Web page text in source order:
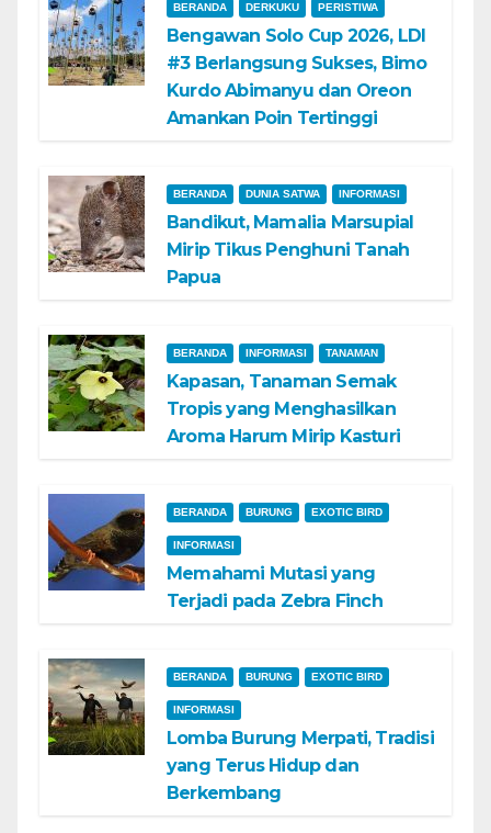
BERANDA DERKUKU PERISTIWA
Bengawan Solo Cup 2026, LDI
#3 Berlangsung Sukses, Bimo
Kurdo Abimanyu dan Oreon
Amankan Poin Tertinggi
BERANDA DUNIA SATWA INFORMASI
Bandikut, Mamalia Marsupial
Mirip Tikus Penghuni Tanah
Papua
BERANDA INFORMASI TANAMAN
Kapasan, Tanaman Semak
Tropis yang Menghasilkan
Aroma Harum Mirip Kasturi
BERANDA BURUNG EXOTIC BIRD
INFORMASI
Memahami Mutasi yang
Terjadi pada Zebra Finch
BERANDA BURUNG EXOTIC BIRD
INFORMASI
Lomba Burung Merpati, Tradisi
yang Terus Hidup dan
Berkembang